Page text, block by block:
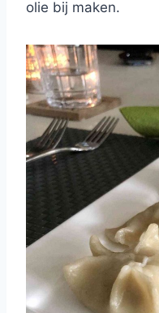
olie bij maken.